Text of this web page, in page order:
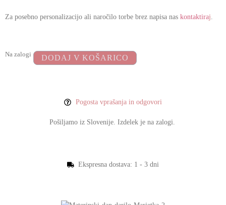
Za posebno personalizacijo ali naročilo torbe brez napisa nas kontaktiraj
Na zalogi DODAJ V KOŠARICO
Pogosta vprašanja in odgovori
Pošiljamo iz Slovenije. Izdelek je na zalogi.
Ekspresna dostava: 1 - 3 dni